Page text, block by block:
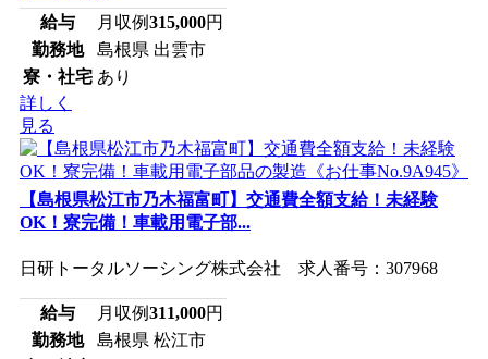
給与
月収例315,000円
勤務地
島根県 出雲市
寮・社宅 あり
詳しく
見る
【島根県松江市乃木福富町】交通費全額支給！未経験
OK！寮完備！車載用電子部...
日研トータルソーシング株式会社 求人番号：307968
給与 月収例311,000円
勤務地
島根県 松江市